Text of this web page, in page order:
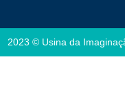
2023 © Usina da